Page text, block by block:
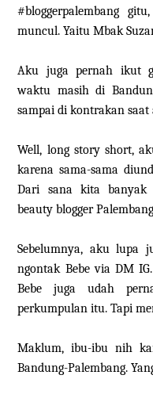
#bloggerpalembang
muncul. Yaitu Mbak
Aku juga pernah ikut
waktu masih di
sampai di kontrakan saat
Well, long story short,
karena sama-sama
Dari sana kita banyak
beauty blogger
Sebelumnya, aku lupa
ngontak Bebe via DM
Bebe juga udah
perkumpulan itu. Tapi
Maklum, ibu-ibu nih
Bandung-Palembang.